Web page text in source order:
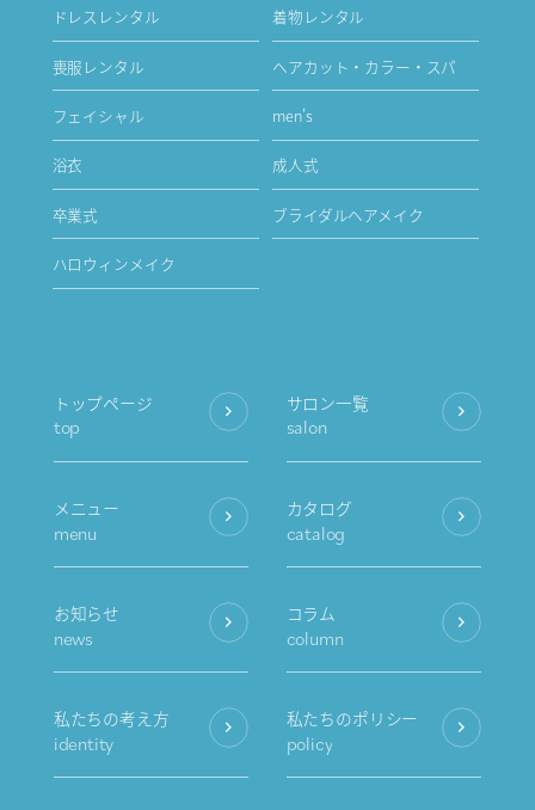
ドレスレンタル 着物レンタル
喪服レンタル ヘアカット・カラー・スパ
フェイシャル men's
浴衣 成人式
卒業式 ブライダルヘアメイク
ハロウィンメイク
トップページ
top
サロン一覧
salon
メニュー
menu
カタログ
catalog
お知らせ
news
コラム
column
私たちの考え方
identity
私たちのポリシー
policy